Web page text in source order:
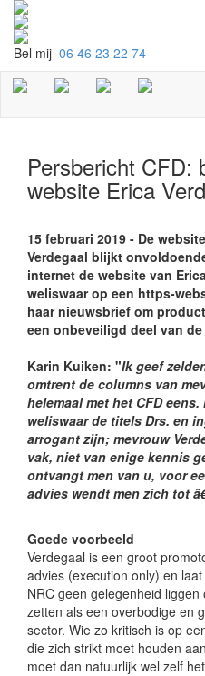
Bel mij 06 46 23 22 74
Persbericht CFD:
website Erica
15 februari 2019 - De
Verdegaal blijkt
internet de website van
weliswaar op een https-
haar nieuwsbrief om
een onbeveiligd deel van
Karin Kuiken: "Ik geef
omtrent de columns van
helemaal met het CFD
weliswaar de titels Drs. en
arrogant zijn; mevrouw
vak, niet van enige kennis
ontvangt men van u, voor
advies wendt men zich tot
Goede voorbeeld
Verdegaal is een groot
advies (execution only) en
NRC geen gelegenheid
zetten als een overbodige en
sector. Wie zo kritisch is op
die zich strikt moet houden
moet dan natuurlijk wel zelf